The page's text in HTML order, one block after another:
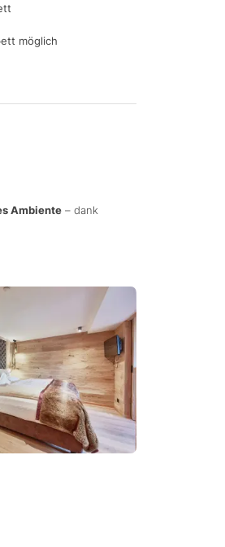
möglich
Ambiente – dank